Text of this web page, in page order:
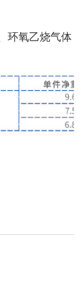
环氧乙烧气体